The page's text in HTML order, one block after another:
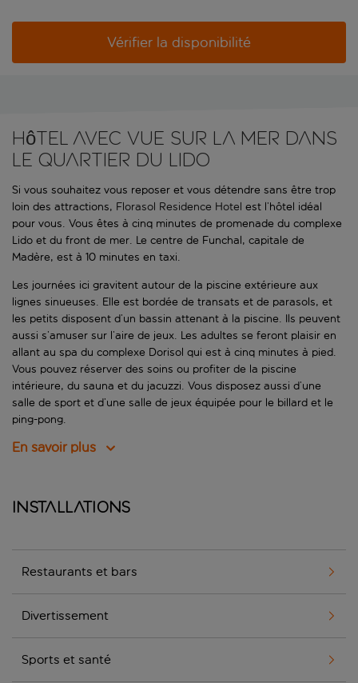
Vérifier la disponibilité
Hôtel avec vue sur la mer dans
le quartier du Lido
Si vous souhaitez vous reposer et vous détendre sans être trop
loin des attractions, Florasol Residence Hotel est l’hôtel idéal
pour vous. Vous êtes à cinq minutes de promenade du complexe
Lido et du front de mer. Le centre de Funchal, capitale de
Madère, est à 10 minutes en taxi.
Les journées ici gravitent autour de la piscine extérieure aux
lignes sinueuses. Elle est bordée de transats et de parasols, et
les petits disposent d’un bassin attenant à la piscine. Ils peuvent
aussi s’amuser sur l’aire de jeux. Les adultes se feront plaisir en
allant au spa du complexe Dorisol qui est à cinq minutes à pied.
Vous pouvez réserver des soins ou profiter de la piscine
intérieure, du sauna et du jacuzzi. Vous disposez aussi d’une
salle de sport et d’une salle de jeux équipée pour le billard et le
ping-pong.
En savoir plus
Installations
Restaurants et bars
Divertissement
Sports et santé